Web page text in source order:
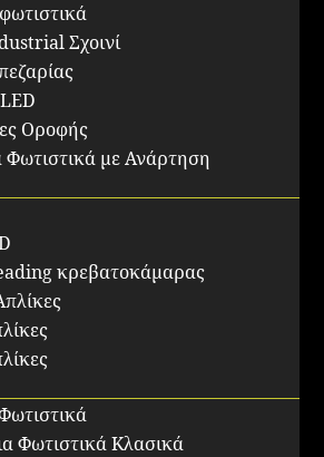
Σχοινί
Οροφής
με Ανάρτηση
κρεβατοκάμαρας
Φωτιστικά Κλασικά